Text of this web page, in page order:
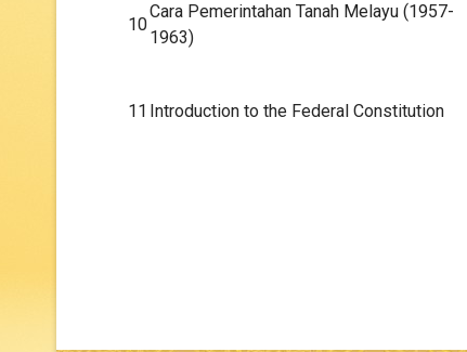
10
Cara Pemerintahan Tanah Melayu (1957-
1963)
11 Introduction to the Federal Constitution